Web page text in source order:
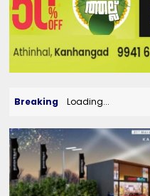
Breaking Loading...